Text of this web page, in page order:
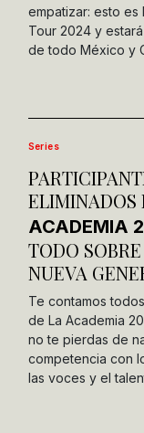
empatizar: esto es
Tour 2024 y
de todo México y
Series
ELIMINADOS
ACADEMIA
TODO
NUEVA
Te contamos
de La Academia
no te pierdas de
competencia con
las voces y el